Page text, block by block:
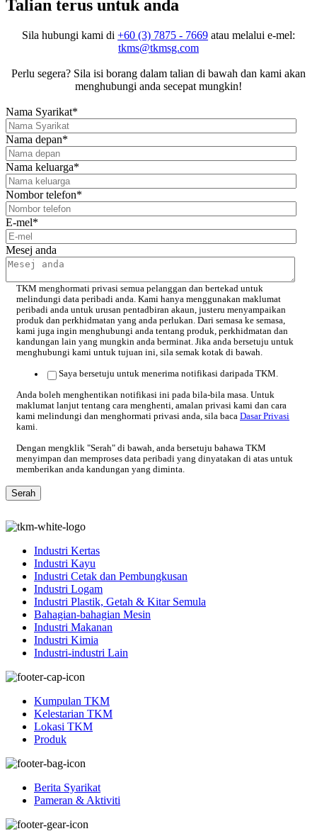
Talian terus untuk anda
Sila hubungi kami di +60 (3) 7875 - 7669 atau melalui e-mel:
tkms@tkmsg.com
Perlu segera? Sila isi borang dalam talian di bawah dan kami akan
menghubungi anda secepat mungkin!
Nama Syarikat*
Nama depan*
Nama keluarga*
Nombor telefon*
E-mel*
Mesej anda
TKM menghormati privasi semua pelanggan dan bertekad untuk
melindungi data peribadi anda. Kami hanya menggunakan maklumat
peribadi anda untuk urusan pentadbiran akaun, justeru menyampaikan
produk dan perkhidmatan yang anda perlukan. Dari semasa ke semasa,
kami juga ingin menghubungi anda tentang produk, perkhidmatan dan
kandungan lain yang mungkin anda berminat. Jika anda bersetuju untuk
menghubungi kami untuk tujuan ini, sila semak kotak di bawah.
Saya bersetuju untuk menerima notifikasi daripada TKM.
Anda boleh menghentikan notifikasi ini pada bila-bila masa. Untuk
maklumat lanjut tentang cara menghenti, amalan privasi kami dan cara
kami melindungi dan menghormati privasi anda, sila baca Dasar Privasi
kami.
Dengan mengklik "Serah" di bawah, anda bersetuju bahawa TKM
menyimpan dan memproses data peribadi yang dinyatakan di atas untuk
memberikan anda kandungan yang diminta.
Industri Kertas
Industri Kayu
Industri Cetak dan Pembungkusan
Industri Logam
Industri Plastik, Getah & Kitar Semula
Bahagian-bahagian Mesin
Industri Makanan
Industri Kimia
Industri-industri Lain
Kumpulan TKM
Kelestarian TKM
Lokasi TKM
Produk
Berita Syarikat
Pameran & Aktiviti